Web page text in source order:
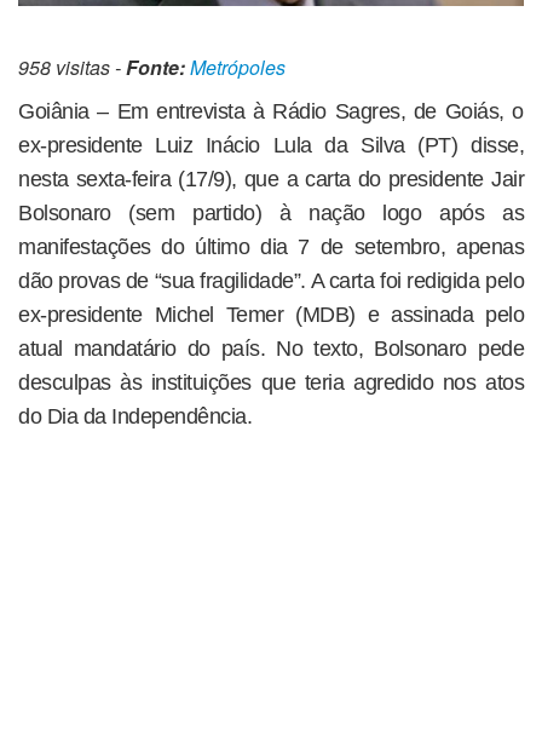
958 visitas -Fonte:Metrópoles
Goiânia – Em entrevista à Rádio Sagres, de Goiás, o
ex-presidente Luiz Inácio Lula da Silva (PT) disse,
nesta sexta-feira (17/9), que a carta do presidente Jair
Bolsonaro (sem partido) à nação logo após as
manifestações do último dia 7 de setembro, apenas
dão provas de “sua fragilidade”. A carta foi redigida pelo
ex-presidente Michel Temer (MDB) e assinada pelo
atual mandatário do país. No texto, Bolsonaro pede
desculpas às instituições que teria agredido nos atos
do Dia da Independência.